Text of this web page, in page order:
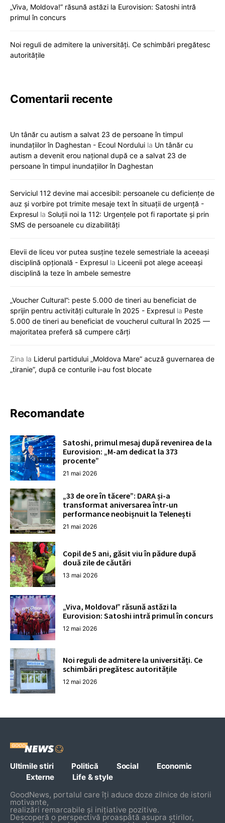
„Viva, Moldova!” răsună astăzi la Eurovision: Satoshi intră
primul în concurs
Noi reguli de admitere la universități. Ce schimbări pregătesc
autoritățile
Comentarii recente
Un tânăr cu autism a salvat 23 de persoane în timpul
inundațiilor în Daghestan - Ecoul Nordului la Un tânăr cu
autism a devenit erou național după ce a salvat 23 de
persoane în timpul inundațiilor în Daghestan
Serviciul 112 devine mai accesibil: persoanele cu deficiențe de
auz și vorbire pot trimite mesaje text în situații de urgență -
Expresul la Soluții noi la 112: Urgențele pot fi raportate și prin
SMS de persoanele cu dizabilități
Elevii de liceu vor putea susține tezele semestriale la aceeași
disciplină opțională - Expresul la Liceenii pot alege aceeași
disciplină la teze în ambele semestre
„Voucher Cultural”: peste 5.000 de tineri au beneficiat de
sprijin pentru activități culturale în 2025 - Expresul la Peste
5.000 de tineri au beneficiat de voucherul cultural în 2025 —
majoritatea preferă să cumpere cărți
Zina la Liderul partidului „Moldova Mare” acuză guvernarea de
„tiranie”, după ce conturile i-au fost blocate
Recomandate
Satoshi, primul mesaj după revenirea de la
Eurovision: „M-am dedicat la 373
procente”
21 mai 2026
„33 de ore în tăcere”: DARA și-a
transformat aniversarea într-un
performance neobișnuit la Telenești
21 mai 2026
Copil de 5 ani, găsit viu în pădure după
două zile de căutări
13 mai 2026
„Viva, Moldova!” răsună astăzi la
Eurovision: Satoshi intră primul în concurs
12 mai 2026
Noi reguli de admitere la universități. Ce
schimbări pregătesc autoritățile
12 mai 2026
Ultimile stiri Politică Social
Economic
Externe
Life & style
GoodNews, portalul care îți aduce doze zilnice de istorii
motivante,
realizări remarcabile și inițiative pozitive.
Descoperă o perspectivă proaspătă asupra știrilor,